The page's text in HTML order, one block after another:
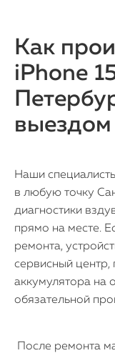
Как
iPhone
выездом
Наши
в любую точку
диагностики
прямо на месте.
ремонта,
сервисный центр,
аккумулятора на
обязательной
После ремонта